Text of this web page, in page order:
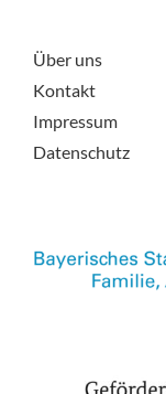
Über uns
Kontakt
Impressum
Datenschutz